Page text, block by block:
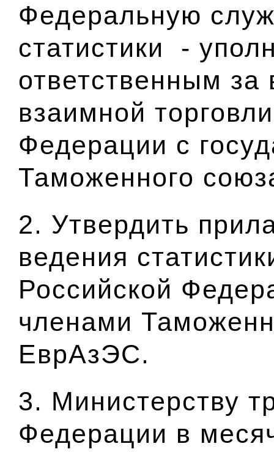
Федеральную
статистики -
ответственным за
взаимной
Федерации с
Таможенного
2. Утвердить
ведения
Российской
членами
ЕврАзЭС.
3. Министерству
Федерации в